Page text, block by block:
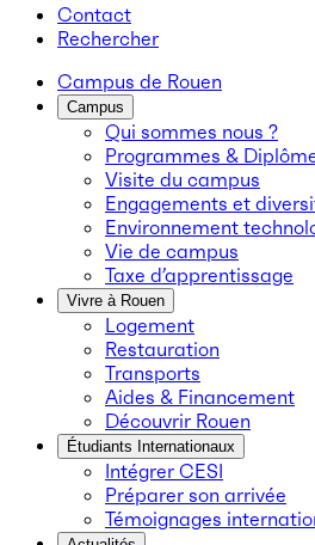
Contact
Rechercher
Campus de Rouen
Campus
Qui sommes nous ?
Programmes &
Visite du campus
Engagements et
Environnement
Vie de campus
Taxe d’apprentissage
Vivre à Rouen
Logement
Restauration
Transports
Aides & Financement
Découvrir Rouen
Étudiants Internationaux
Intégrer CESI
Préparer son arrivée
Témoignages